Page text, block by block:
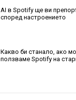
AI в Spotify ще ви
според настроението
Какво би станало, ако
ползваме Spotify на